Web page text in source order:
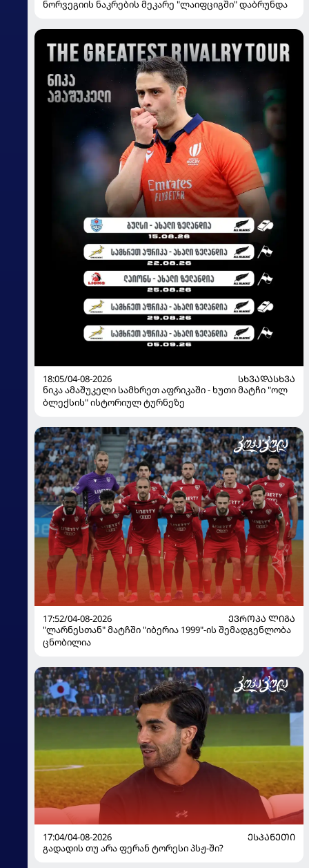
ნორვეგიის ნაკრების მეკარე "ლაიფციგში" დაბრუნდა
18:05/04-08-2026
ᲡᲮᲕᲐᲓᲐᲡᲮᲕᲐ
ნიკა ამაშუკელი სამხრეთ აფრიკაში - ხუთი მატჩი "ოლ
ბლექსის" ისტორიულ ტურნეზე
17:52/04-08-2026
ᲔᲕᲠᲝᲞᲐ ᲚᲘᲒᲐ
"ლარნესთან" მატჩში "იბერია 1999"-ის შემადგენლობა
ცნობილია
17:04/04-08-2026
ᲔᲡᲞᲐᲜᲔᲗᲘ
გადადის თუ არა ფერან ტორესი პსჟ-ში?